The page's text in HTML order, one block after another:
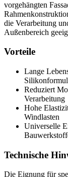
vorgehängten
die Verarbeitung
Außenbereich
Vorteile
Lange
Reduziert
Verarbeitung
Hohe
Windlasten
Universelle
Technische
Die Eignung für